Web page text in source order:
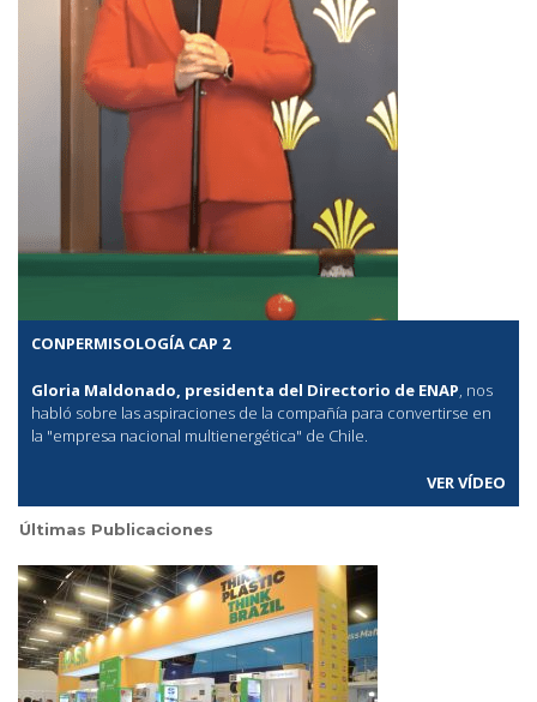
CONPERMISOLOGÍA CAP 2
Gloria Maldonado, presidenta del Directorio de ENAP , nos
habló sobre las aspiraciones de la compañía para convertirse en
la "empresa nacional multienergética" de Chile.
VER VÍDEO
Últimas Publicaciones